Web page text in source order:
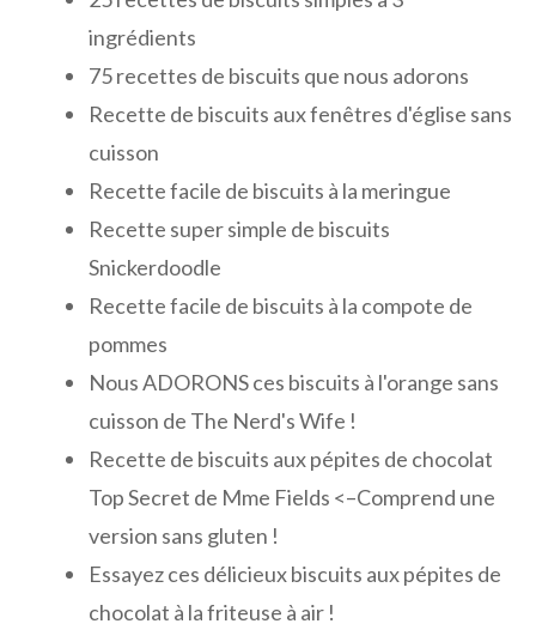
ingrédients
75 recettes de biscuits que nous adorons
Recette de biscuits aux fenêtres d'église sans
cuisson
Recette facile de biscuits à la meringue
Recette super simple de biscuits
Snickerdoodle
Recette facile de biscuits à la compote de
pommes
Nous ADORONS ces biscuits à l'orange sans
cuisson de The Nerd's Wife !
Recette de biscuits aux pépites de chocolat
Top Secret de Mme Fields <–Comprend une
version sans gluten !
Essayez ces délicieux biscuits aux pépites de
chocolat à la friteuse à air !